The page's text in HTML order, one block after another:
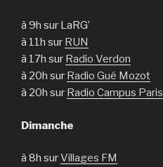
à 9h sur LaRG’
à 11h sur RUN
à 17h sur Radio Verdon
à 20h sur Radio Gué Mozot
à 20h sur Radio Campus Paris
Dimanche
à 8h surVillages FM